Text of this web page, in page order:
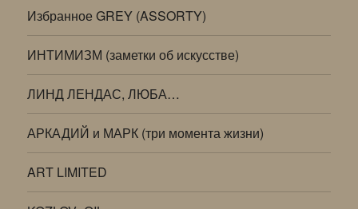
Избранное GREY (ASSORTY)
ИНТИМИЗМ (заметки об искусстве)
ЛИНД ЛЕНДАС, ЛЮБА…
АРКАДИЙ и МАРК (три момента жизни)
ART LIMITED